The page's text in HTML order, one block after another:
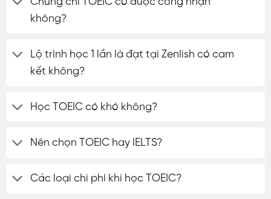
không?
Lộ trình học 1 lần là đạt tại Zenlish có cam
kết không?
Học TOEIC có khó không?
Nên chọn TOEIC hay IELTS?
Các loại chi phí khi học TOEIC?